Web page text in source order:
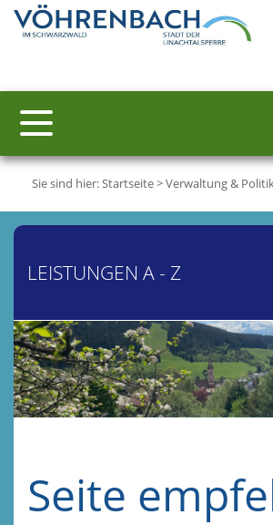
Sie sind hier:Startseite>Verwaltung &
LEISTUNGEN A - Z
Seite